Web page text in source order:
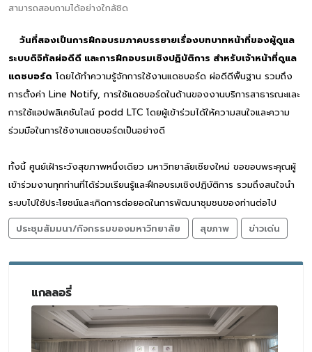
สามารถสอบถามได้อย่างใกล้ชิด
วันที่สองเป็นการฝึกอบรมภาคบรรยายเรื่องบทบาทหน้าที่ของผู้ดูแล
ระบบดิจิทัลผ่อดีดี และการฝึกอบรมเชิงปฏิบัติการ สำหรับเจ้าหน้าที่ดูแล
แดชบอร์ด โดยได้ทำความรู้จักการใช้งานแดชบอร์ด ผ่อดีดีพื้นฐาน รวมถึง
การตั้งค่า Line Notify, การใช้แดชบอร์ดในด้านของงานบริการสาธารณะและ
การใช้แอปพลิเคชันไลน์ podd LTC โดยผู้เข้าร่วมได้ให้ความสนใจและความ
ร่วมมือในการใช้งานแดชบอร์ดเป็นอย่างดี
ทั้งนี้ ศูนย์เฝ้าระวังสุขภาพหนึ่งเดียว มหาวิทยาลัยเชียงใหม่ ขอขอบพระคุณผู้
เข้าร่วมงานทุกท่านที่ได้ร่วมเรียนรู้และฝึกอบรมเชิงปฏิบัติการ รวมถึงสนใจนำ
ระบบไปใช้ประโยชน์และเกิดการต่อยอดในการพัฒนาชุมชนของท่านต่อไป
ประชุมสัมมนา/กิจกรรมของมหาวิทยาลัย
สุขภาพ ข่าวเด่น
แกลลอรี่